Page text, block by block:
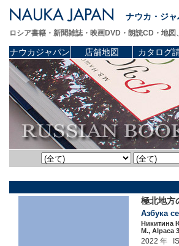
ナウカ・ジャ
ロシア書籍・新聞雑誌・映画DVD・朗読CD・地
ナウカジャパン 店舗地図 カタログ
極北地
Азбука
Никитина
М., Alpaca
2022 年